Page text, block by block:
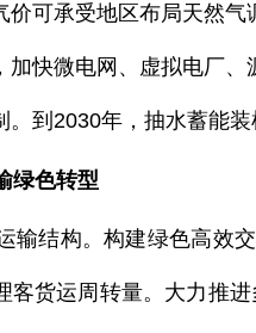
价可承受地区布局天然
加快微电网、虚拟电厂
。到 2030年，抽水蓄能
绿色转型
结构。构建绿色高效
客货运周转量。大力推